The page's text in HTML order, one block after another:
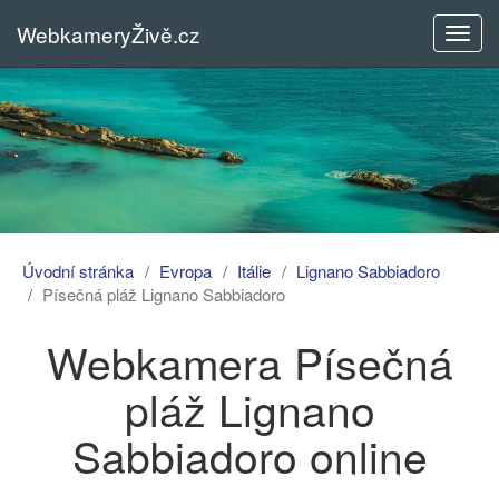
menu
WebkameryŽivě.cz
Úvodní stránka Evropa Itálie
Lignano Sabbiadoro
Písečná pláž Lignano Sabbiadoro
Webkamera Písečná
pláž Lignano
Sabbiadoro online